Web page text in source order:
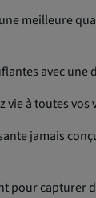
meilleure
avec une
à toutes vos
jamais
pour capturer